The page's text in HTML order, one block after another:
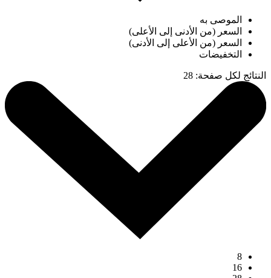
الموصى به
السعر (من الأدنى إلى الأعلى)
السعر (من الأعلى إلى الأدنى)
التخفيضات
النتائج لكل صفحة:
28
8
16